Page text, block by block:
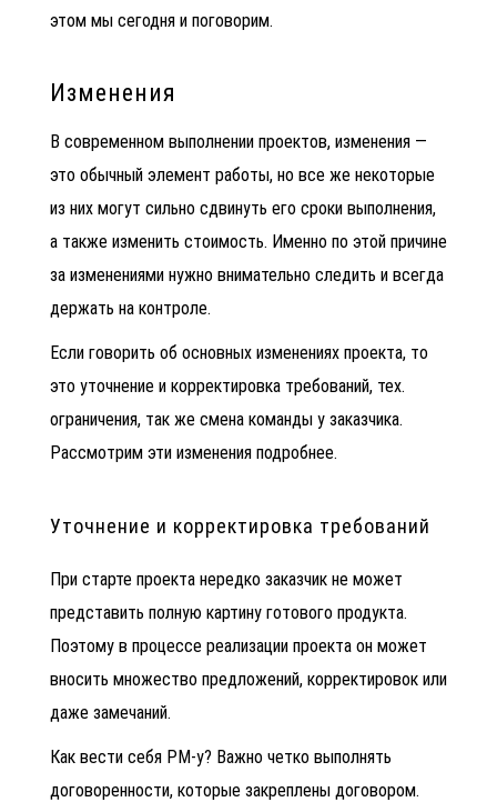
этом мы сегодня и поговорим.
Изменения
В современном выполнении проектов, изменения —
это обычный элемент работы, но все же некоторые
из них могут сильно сдвинуть его сроки выполнения,
а также изменить стоимость. Именно по этой причине
за изменениями нужно внимательно следить и всегда
держать на контроле.
Если говорить об основных изменениях проекта, то
это уточнение и корректировка требований, тех.
ограничения, так же смена команды у заказчика.
Рассмотрим эти изменения подробнее.
Уточнение и корректировка требований
При старте проекта нередко заказчик не может
представить полную картину готового продукта.
Поэтому в процессе реализации проекта он может
вносить множество предложений, корректировок или
даже замечаний.
Как вести себя РМ-у? Важно четко выполнять
договоренности, которые закреплены договором.